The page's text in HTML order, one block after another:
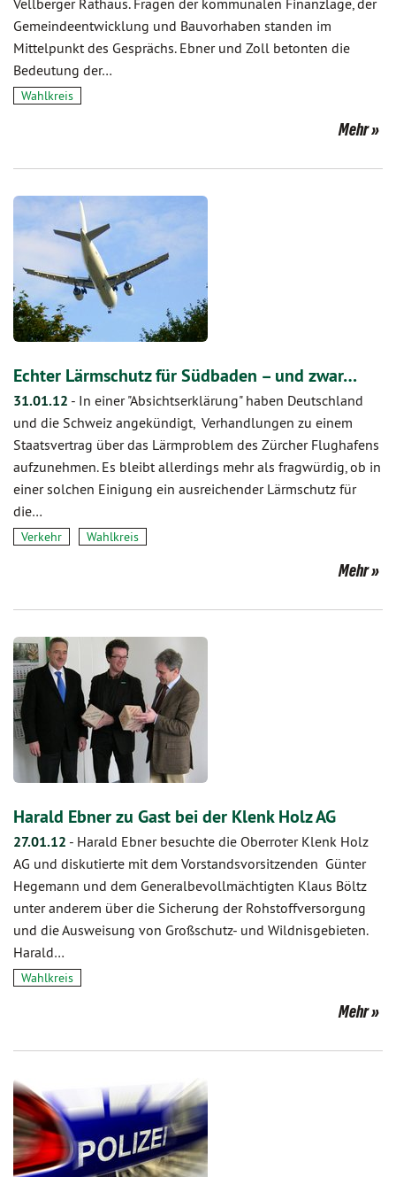
Vellberger Rathaus. Fragen der kommunalen Finanzlage, der
Gemeindeentwicklung und Bauvorhaben standen im
Mittelpunkt des Gesprächs. Ebner und Zoll betonten die
Bedeutung der…
Wahlkreis
Mehr
Echter Lärmschutz für Südbaden – und zwar…
31.01.12 - In einer "Absichtserklärung" haben Deutschland
und die Schweiz angekündigt, Verhandlungen zu einem
Staatsvertrag über das Lärmproblem des Zürcher Flughafens
aufzunehmen. Es bleibt allerdings mehr als fragwürdig, ob in
einer solchen Einigung ein ausreichender Lärmschutz für
die…
Verkehr Wahlkreis
Mehr
Harald Ebner zu Gast bei der Klenk Holz AG
27.01.12 - Harald Ebner besuchte die Oberroter Klenk Holz
AG und diskutierte mit dem Vorstandsvorsitzenden Günter
Hegemann und dem Generalbevollmächtigten Klaus Böltz
unter anderem über die Sicherung der Rohstoffversorgung
und die Ausweisung von Großschutz- und Wildnisgebieten.
Harald…
Wahlkreis
Mehr